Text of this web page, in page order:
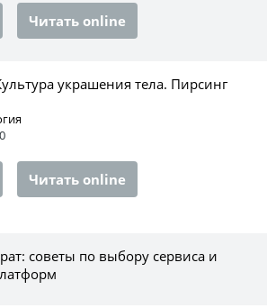
Читать online
украшения тела. Пирсинг
Читать online
советы по выбору сервиса и